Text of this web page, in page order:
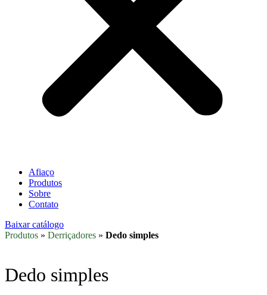
Afiaço
Produtos
Sobre
Contato
Baixar catálogo
Produtos » Derriçadores » Dedo simples
Dedo simples